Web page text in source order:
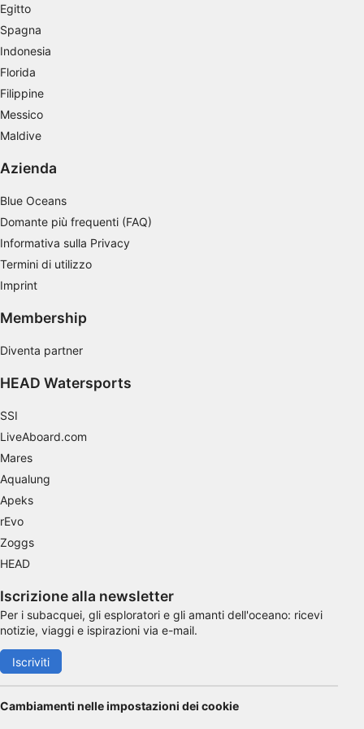
Egitto
Spagna
Indonesia
Florida
Filippine
Messico
Maldive
Azienda
Blue Oceans
Domante più frequenti (FAQ)
Informativa sulla Privacy
Termini di utilizzo
Imprint
Membership
Diventa partner
HEAD Watersports
SSI
LiveAboard.com
Mares
Aqualung
Apeks
rEvo
Zoggs
HEAD
Iscrizione alla newsletter
Per i subacquei, gli esploratori e gli amanti dell'oceano: ricevi
notizie, viaggi e ispirazioni via e-mail.
Iscriviti
Cambiamenti nelle impostazioni dei cookie
Utilizzare profili per la selezione di pubblicità
personalizzata
Creare profili per la personalizzazione dei
contenuti
personalizzati
Comprendere il pubblico attraverso
provenienti da fonti diverse
Sviluppare e migliorare i servizi
Utilizzare dati limitati per la selezione dei
contenuti
Caratteristiche speciali IAB:
Utilizzare dati di geolocalizzazione precisi
Finalità di trattamento non legate all'AIAB:
Necessario
Funzionale